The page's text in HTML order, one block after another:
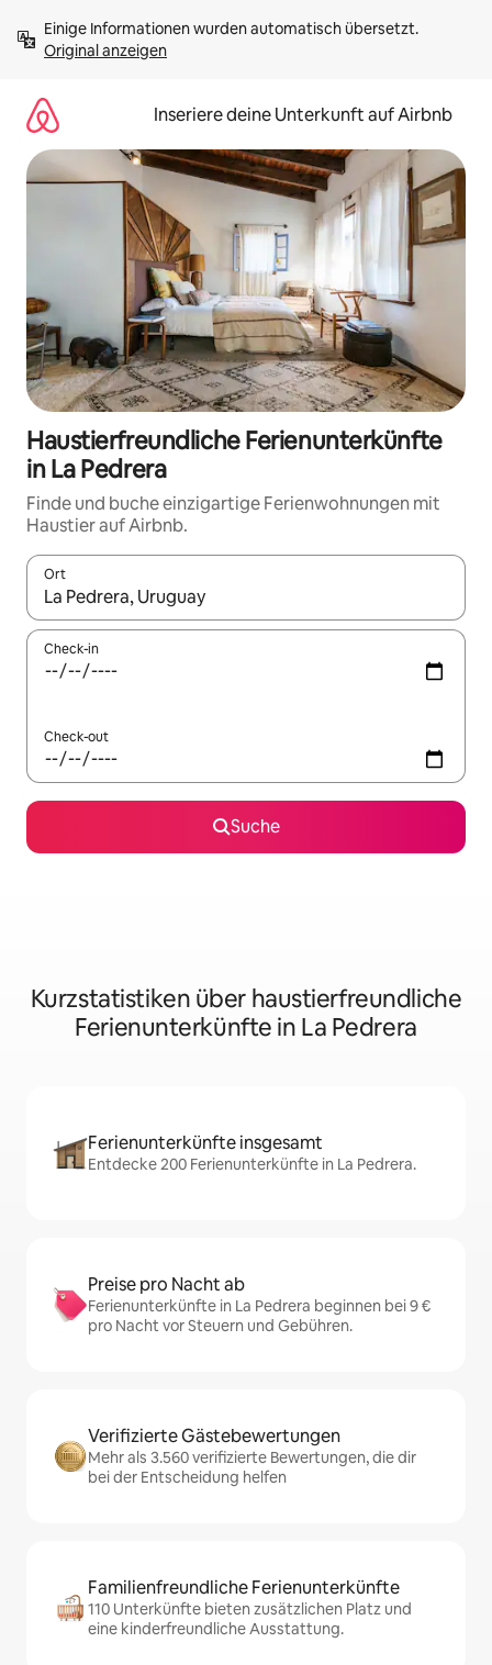
Inhalten
springenOriginal anzeigen
Inseriere deine Unterkunft auf Airbnb
Haustierfreundliche Ferienunterkünfte
in La Pedrera
Finde und buche einzigartige Ferienwohnungen mit
Haustier auf Airbnb.
Ort
Wenn Ergebnisse verfügbar sind, navigiere mit den
Check-in
Check-out
Suche
Kurzstatistiken über haustierfreundliche
Ferienunterkünfte in La Pedrera
Ferienunterkünfte insgesamt
Entdecke 200 Ferienunterkünfte in La Pedrera.
Preise pro Nacht ab
Ferienunterkünfte in La Pedrera beginnen bei 9 €
pro Nacht vor Steuern und Gebühren.
Verifizierte Gästebewertungen
Mehr als 3.560 verifizierte Bewertungen, die dir
bei der Entscheidung helfen
Familienfreundliche Ferienunterkünfte
110 Unterkünfte bieten zusätzlichen Platz und
eine kinderfreundliche Ausstattung.